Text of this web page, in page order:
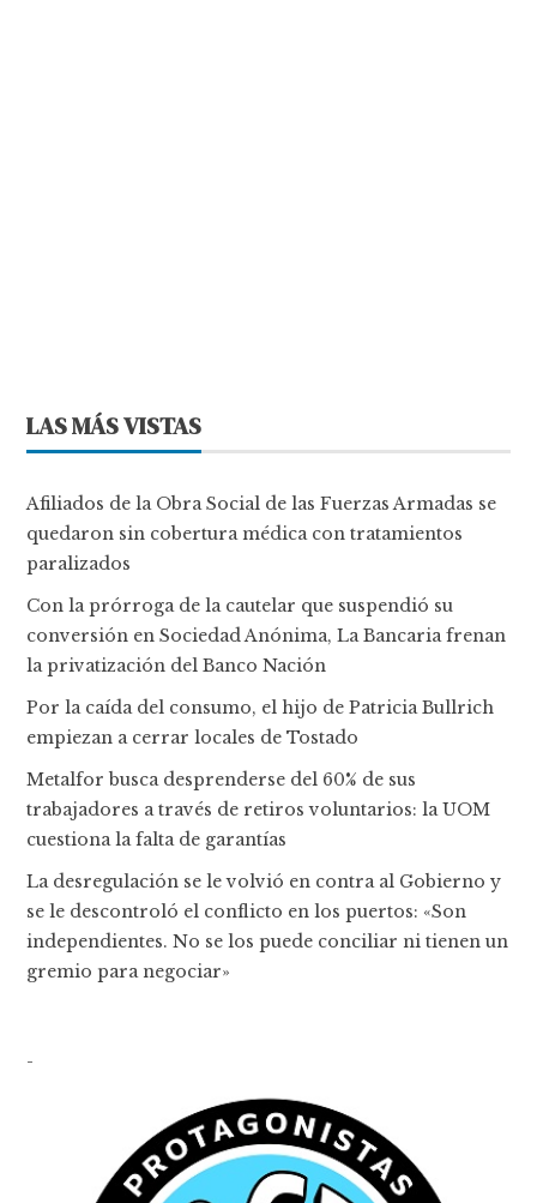
LAS MÁS VISTAS
Afiliados de la Obra Social de las Fuerzas Armadas se
quedaron sin cobertura médica con tratamientos
paralizados
Con la prórroga de la cautelar que suspendió su
conversión en Sociedad Anónima, La Bancaria frenan
la privatización del Banco Nación
Por la caída del consumo, el hijo de Patricia Bullrich
empiezan a cerrar locales de Tostado
Metalfor busca desprenderse del 60% de sus
trabajadores a través de retiros voluntarios: la UOM
cuestiona la falta de garantías
La desregulación se le volvió en contra al Gobierno y
se le descontroló el conflicto en los puertos: «Son
independientes. No se los puede conciliar ni tienen un
gremio para negociar»
-